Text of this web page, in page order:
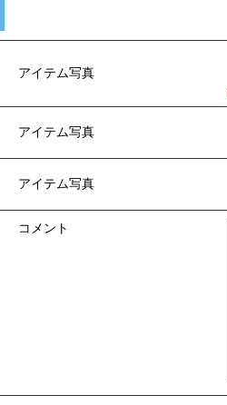
アイテム写真
アイテム写真
アイテム写真
コメント